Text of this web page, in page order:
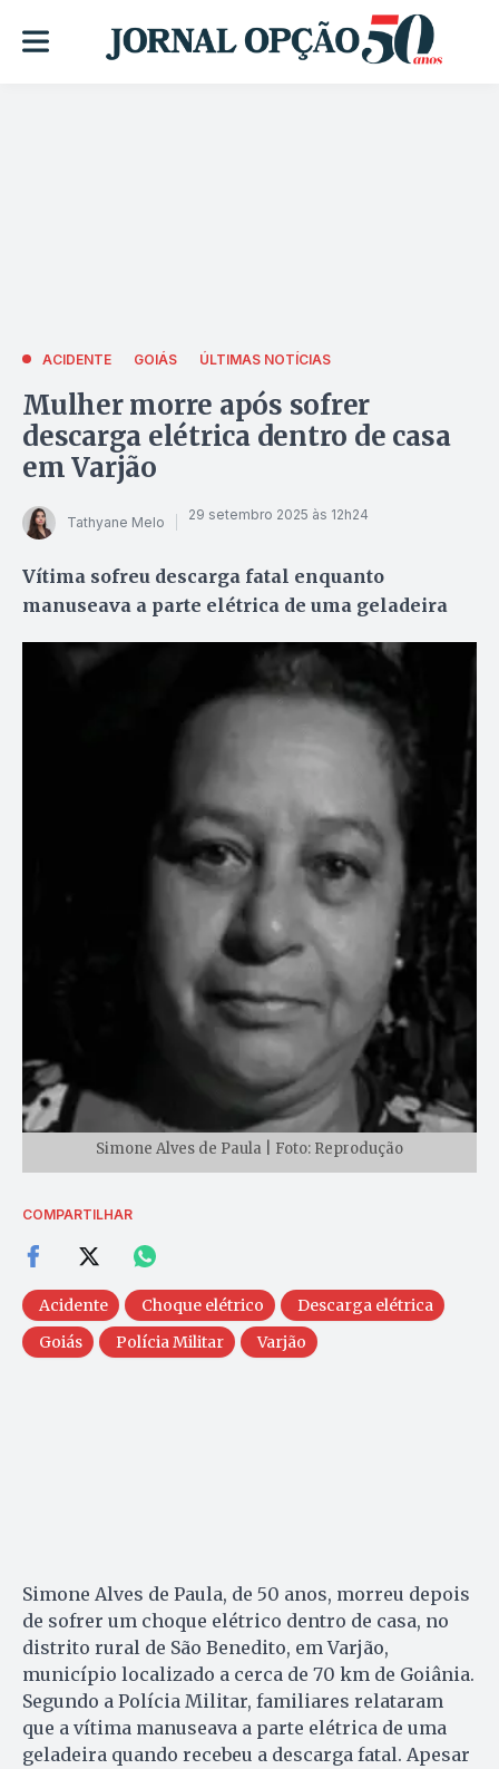
ACIDENTE GOIÁS ÚLTIMAS NOTÍCIAS
Mulher morre após sofrer
descarga elétrica dentro de casa
em Varjão
Tathyane Melo 29 setembro 2025 às 12h24
Vítima sofreu descarga fatal enquanto
manuseava a parte elétrica de uma geladeira
Simone Alves de Paula | Foto: Reprodução
COMPARTILHAR
Acidente Choque elétrico
Descarga elétrica
Goiás
Polícia Militar Varjão
Simone Alves de Paula, de 50 anos, morreu depois
de sofrer um choque elétrico dentro de casa, no
distrito rural de São Benedito, em Varjão,
município localizado a cerca de 70 km de Goiânia.
Segundo a Polícia Militar, familiares relataram
que a vítima manuseava a parte elétrica de uma
geladeira quando recebeu a descarga fatal. Apesar